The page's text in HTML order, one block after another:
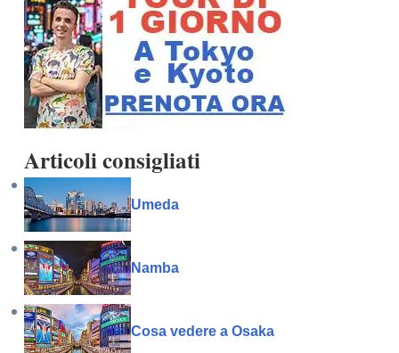
Articoli consigliati
Umeda
Namba
Cosa vedere a Osaka